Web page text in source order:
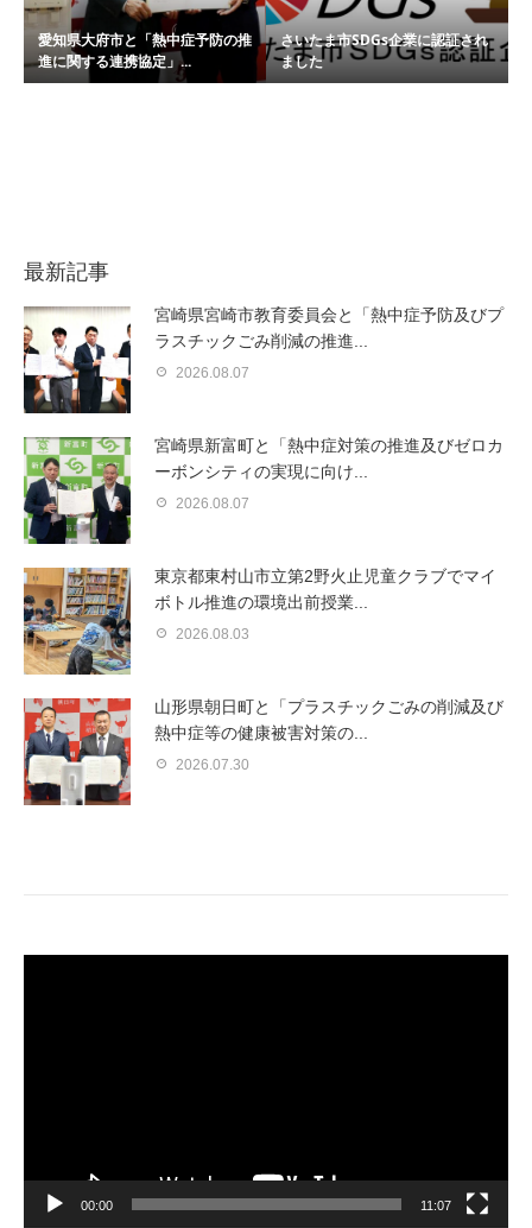
愛知県大府市と「熱中症予防の推
進に関する連携協定」...
さいたま市SDGs企業に認証され
ました
最新記事
宮崎県宮崎市教育委員会と「熱中症予防及びプ
ラスチックごみ削減の推進...
2026.08.07
宮崎県新富町と「熱中症対策の推進及びゼロカ
ーボンシティの実現に向け...
2026.08.07
東京都東村山市立第2野火止児童クラブでマイ
ボトル推進の環境出前授業...
2026.08.03
山形県朝日町と「プラスチックごみの削減及び
熱中症等の健康被害対策の...
2026.07.30
00:00 11:07